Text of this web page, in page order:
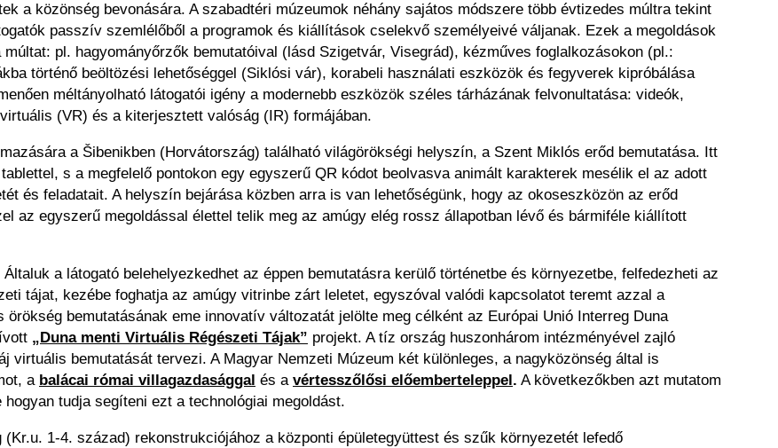
a közönség bevonására. A szabadtéri múzeumok néhány sajátos módszere több évtizedes múltra tekint
passzív szemlélőből a programok és kiállítások cselekvő személyeivé váljanak. Ezek a megoldások
pl. hagyományőrzők bemutatóival (lásd Szigetvár, Visegrád), kézműves foglalkozásokon (pl.:
történő beöltözési lehetőséggel (Siklósi vár), korabeli használati eszközök és fegyverek kipróbálása
méltányolható látogatói igény a modernebb eszközök széles tárházának felvonultatása: videók,
(VR) és a kiterjesztett valóság (IR) formájában.
a Šibenikben (Horvátország) található világörökségi helyszín, a Szent Miklós erőd bemutatása. Itt
s a megfelelő pontokon egy egyszerű QR kódot beolvasva animált karakterek mesélik el az adott
és feladatait. A helyszín bejárása közben arra is van lehetőségünk, hogy az okoseszközön az erőd
az egyszerű megoldással élettel telik meg az amúgy elég rossz állapotban lévő és bármiféle kiállított
a látogató belehelyezkedhet az éppen bemutatásra kerülő történetbe és környezetbe, felfedezheti az
tájat, kezébe foghatja az amúgy vitrinbe zárt leletet, egyszóval valódi kapcsolatot teremt azzal a
bemutatásának eme innovatív változatát jelölte meg célként az Európai Unió Interreg Duna
„Duna menti Virtuális Régészeti Tájak” projekt. A tíz ország huszonhárom intézményével zajló
virtuális bemutatását tervezi. A Magyar Nemzeti Múzeum két különleges, a nagyközönség által is
a balácai római villagazdasággal és a vértesszőlősi előemberteleppel . A következőkben azt mutatom
tudja segíteni ezt a technológiai megoldást.
1-4. század) rekonstrukciójához a központi épületegyüttest és szűk környezetét lefedő